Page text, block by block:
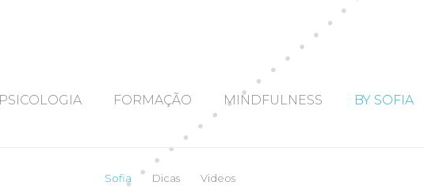
PSICOLOGIA FORMAÇÃO MINDFULNESS BY SOFIA
Sofia Dicas Videos